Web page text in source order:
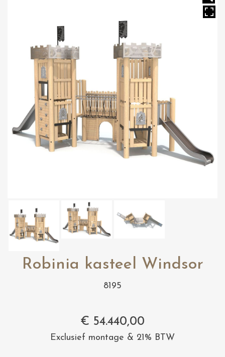
Robinia kasteel Windsor
8195
€ 54.440,00
Exclusief montage & 21% BTW